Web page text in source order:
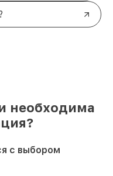
необходима
с выбором